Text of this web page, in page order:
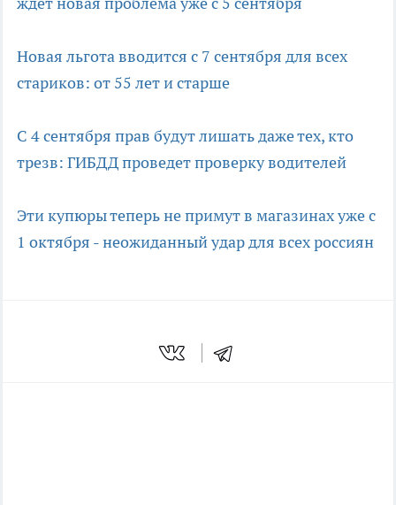
Новая льгота вводится с 7 сентября для всех
стариков: от 55 лет и старше
С 4 сентября прав будут лишать даже тех, кто
трезв: ГИБДД проведет проверку водителей
Эти купюры теперь не примут в магазинах уже с
1 октября - неожиданный удар для всех россиян